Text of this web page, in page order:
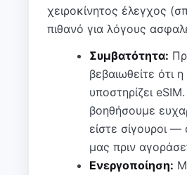
χειροκίνητος έλεγχος
πιθανό για λόγους
Συμβατότητα:
βεβαιωθείτε ότι
υποστηρίζει
βοηθήσουμε
είστε σίγουροι
μας πριν
Ενεργοποίηση: